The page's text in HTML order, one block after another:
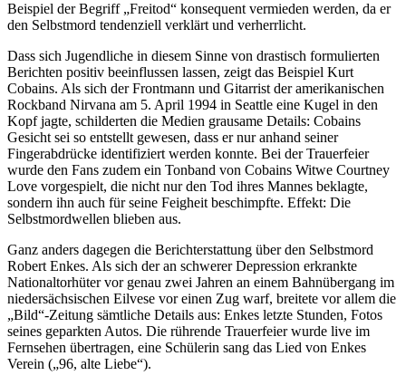
Beispiel der Begriff „Freitod“ konsequent vermieden werden, da er
den Selbstmord tendenziell verklärt und verherrlicht.
Dass sich Jugendliche in diesem Sinne von drastisch formulierten
Berichten positiv beeinflussen lassen, zeigt das Beispiel Kurt
Cobains. Als sich der Frontmann und Gitarrist der amerikanischen
Rockband Nirvana am 5. April 1994 in Seattle eine Kugel in den
Kopf jagte, schilderten die Medien grausame Details: Cobains
Gesicht sei so entstellt gewesen, dass er nur anhand seiner
Fingerabdrücke identifiziert werden konnte. Bei der Trauerfeier
wurde den Fans zudem ein Tonband von Cobains Witwe Courtney
Love vorgespielt, die nicht nur den Tod ihres Mannes beklagte,
sondern ihn auch für seine Feigheit beschimpfte. Effekt: Die
Selbstmordwellen blieben aus.
Ganz anders dagegen die Berichterstattung über den Selbstmord
Robert Enkes. Als sich der an schwerer Depression erkrankte
Nationaltorhüter vor genau zwei Jahren an einem Bahnübergang im
niedersächsischen Eilvese vor einen Zug warf, breitete vor allem die
„Bild“-Zeitung sämtliche Details aus: Enkes letzte Stunden, Fotos
seines geparkten Autos. Die rührende Trauerfeier wurde live im
Fernsehen übertragen, eine Schülerin sang das Lied von Enkes
Verein („96, alte Liebe“).